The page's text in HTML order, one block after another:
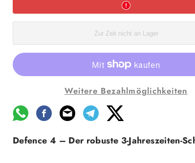
Zur Zeit nicht an Lager
Weitere Bezahlmöglichkeiten
Defence 4 – Der robuste 3-Jahreszeiten-